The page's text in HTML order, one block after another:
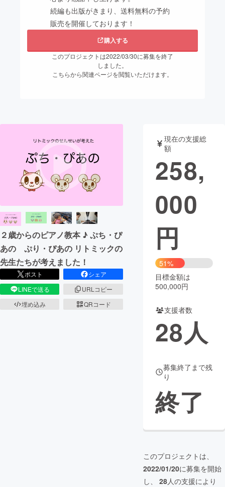
まちづくり・地域活性化
CAMPFIRE for Social Good
CAMPFIREふるさと納税machi-yaコミュニティ
続編も出版がきまり、送料無料の予約
販売を開催しております！
購入する
このプロジェクトは2022/03/30に募集を終了
しました。
こちらから関連ページを閲覧いただけます。
２歳からのピアノ教本 ♪ ぷち・ぴ
あの ぷり・ぴあの リトミックの
先生たちが考えました！
ポスト
シェア
LINEで送る
URLコピー
埋め込み
QRコード
現在の支援総
額
258,
000
円
51%
目標金額は
500,000円
支援者数
28人
募集終了まで残
り
終了
このプロジェクトは、
2022/01/20に募集を開始
し、 28人の支援により